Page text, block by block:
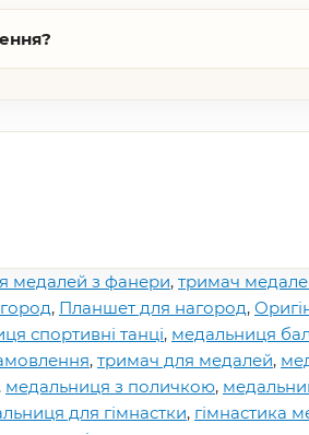
медалей з фанери, тримач
, Планшет для нагород,
спортивні танці, медальниця
, тримач для медалей,
, медальниця з поличкою,
для гімнастки, гімнастика